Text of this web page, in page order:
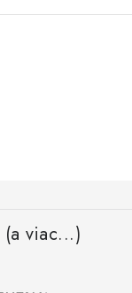
(a viac...)